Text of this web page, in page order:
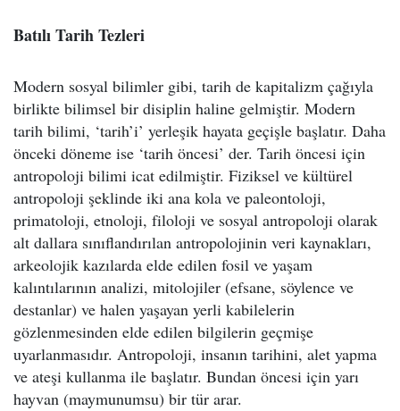
Batılı Tarih Tezleri
Modern sosyal bilimler gibi, tarih de kapitalizm çağıyla
birlikte bilimsel bir disiplin haline gelmiştir. Modern
tarih bilimi, ‘tarih’i’ yerleşik hayata geçişle başlatır. Daha
önceki döneme ise ‘tarih öncesi’ der. Tarih öncesi için
antropoloji bilimi icat edilmiştir. Fiziksel ve kültürel
antropoloji şeklinde iki ana kola ve paleontoloji,
primatoloji, etnoloji, filoloji ve sosyal antropoloji olarak
alt dallara sınıflandırılan antropolojinin veri kaynakları,
arkeolojik kazılarda elde edilen fosil ve yaşam
kalıntılarının analizi, mitolojiler (efsane, söylence ve
destanlar) ve halen yaşayan yerli kabilelerin
gözlenmesinden elde edilen bilgilerin geçmişe
uyarlanmasıdır. Antropoloji, insanın tarihini, alet yapma
ve ateşi kullanma ile başlatır. Bundan öncesi için yarı
hayvan (maymunumsu) bir tür arar.